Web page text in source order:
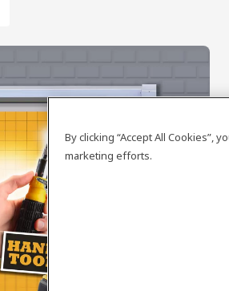
By clicking “Accept All Cookies”,
marketing efforts.